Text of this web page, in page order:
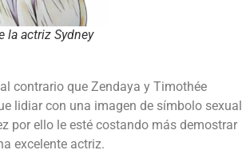
la actriz Sydney
contrario que Zendaya y Timothée
lidiar con una imagen de símbolo sexual
por ello le esté costando más demostrar
excelente actriz.